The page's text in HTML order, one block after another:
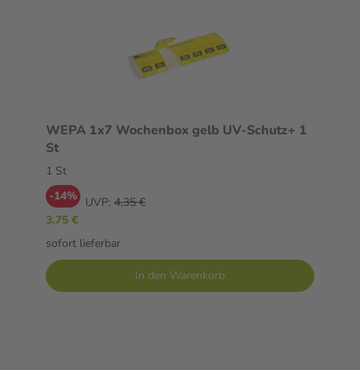
WEPA 1x7 Wochenbox gelb UV-Schutz+ 1
St
1 St
-14% UVP: 4,35 €
3,75 €
sofort lieferbar
In den Warenkorb